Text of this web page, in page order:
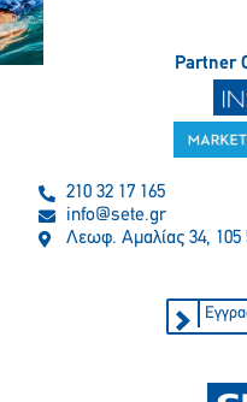
Partner
210 32 17 165
info@sete.gr
Λεωφ. Αμαλίας 34, 105